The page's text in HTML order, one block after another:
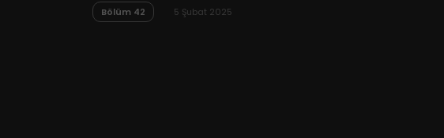
Bölüm 42 5 Şubat 2025